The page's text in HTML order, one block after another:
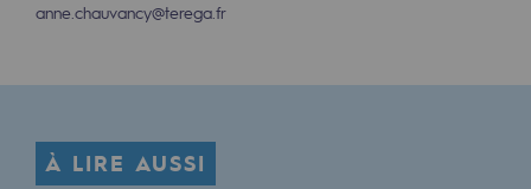
anne.chauvancy@terega.fr
À LIRE AUSSI